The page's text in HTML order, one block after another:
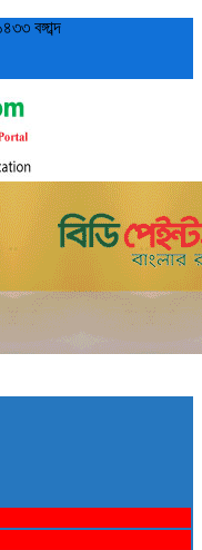
বঙ্গাব্দ